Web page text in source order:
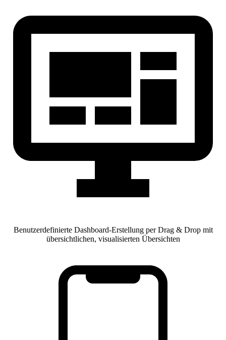
Benutzerdefinierte Dashboard-Erstellung per Drag & Drop mit
übersichtlichen, visualisierten Übersichten